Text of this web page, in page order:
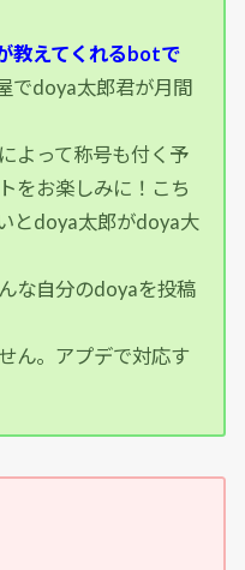
教えてくれるbotで
でdoya太郎君が月間
よって称号も付く予
をお楽しみに！こち
とdoya太郎がdoya大
な自分のdoyaを投稿
ん。アプデで対応す